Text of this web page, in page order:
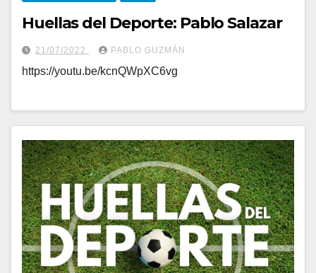
Huellas del Deporte: Pablo Salazar
21/07/2022 PABLO GUZMÁN
https://youtu.be/kcnQWpXC6vg